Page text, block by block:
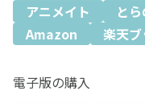
アニメイト
と
Amazon
楽天
電子版の購入